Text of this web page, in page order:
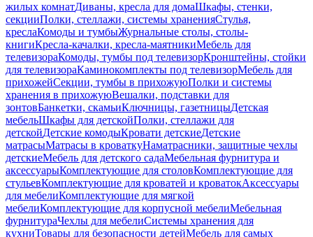
жилых комнатДиваны, кресла для домаШкафы, стенки,
секцииПолки, стеллажи, системы храненияСтулья,
креслаКомоды и тумбыЖурнальные столы, столы-
книгиКресла-качалки, кресла-маятникиМебель для
телевизораКомоды, тумбы под телевизорКронштейны, стойки
для телевизораКаминокомплекты под телевизорМебель для
прихожейСекции, тумбы в прихожуюПолки и системы
хранения в прихожуюВешалки, подставки для
зонтовБанкетки, скамьиКлючницы, газетницыДетская
мебельШкафы для детскойПолки, стеллажи для
детскойДетские комодыКровати детскиеДетские
матрасыМатрасы в кроваткуНаматрасники, защитные чехлы
детскиеМебель для детского садаМебельная фурнитура и
аксессуарыКомплектующие для столовКомплектующие для
стульевКомплектующие для кроватей и кроватокАксессуары
для мебелиКомплектующие для мягкой
мебелиКомплектующие для корпусной мебелиМебельная
фурнитураЧехлы для мебелиСистемы хранения для
кухниТовары для безопасности детейМебель для самых